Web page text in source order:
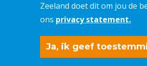
Zeeland doet dit om jou de
ons privacy statement.
Ja, ik geef